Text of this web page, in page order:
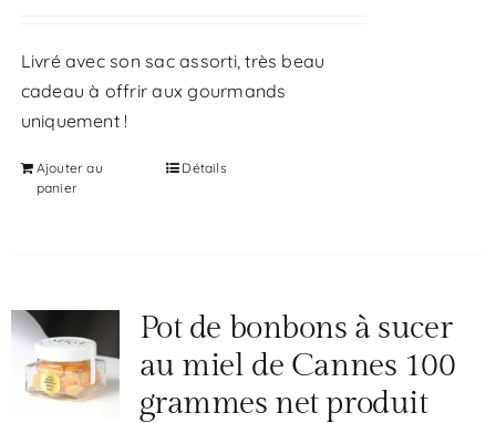
Livré avec son sac assorti, très beau
cadeau à offrir aux gourmands
uniquement !
Ajouter au
panier
Détails
Pot de bonbons à sucer
au miel de Cannes 100
grammes net produit